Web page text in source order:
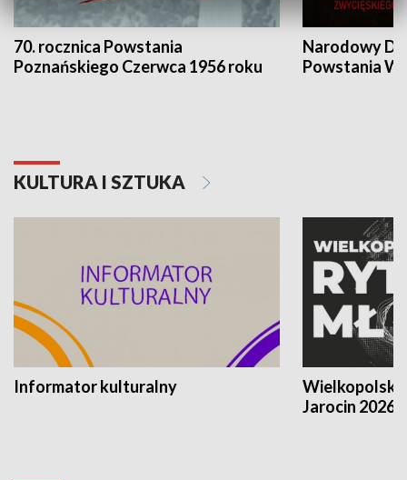
70. rocznica Powstania
Poznańskiego Czerwca 1956 roku
Narodowy
Powstania
KULTURA I SZTUKA
Informator kulturalny
Jarocin 2026